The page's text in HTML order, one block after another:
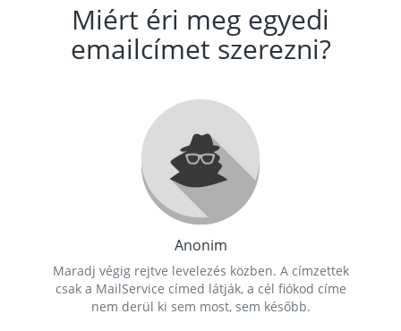
Miért éri meg egyedi
emailcímet szerezni?
Anonim
Maradj végig rejtve levelezés közben. A címzettek
csak a MailService címed látják, a cél fiókod címe
nem derül ki sem most, sem később.